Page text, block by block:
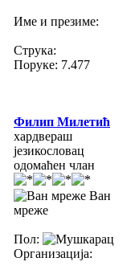
Име и презиме:
Струка:
Поруке: 7.477
Филип Милетић
хардвераш
језикословац
одомаћен члан
Ван
мреже
Пол:
Организација: